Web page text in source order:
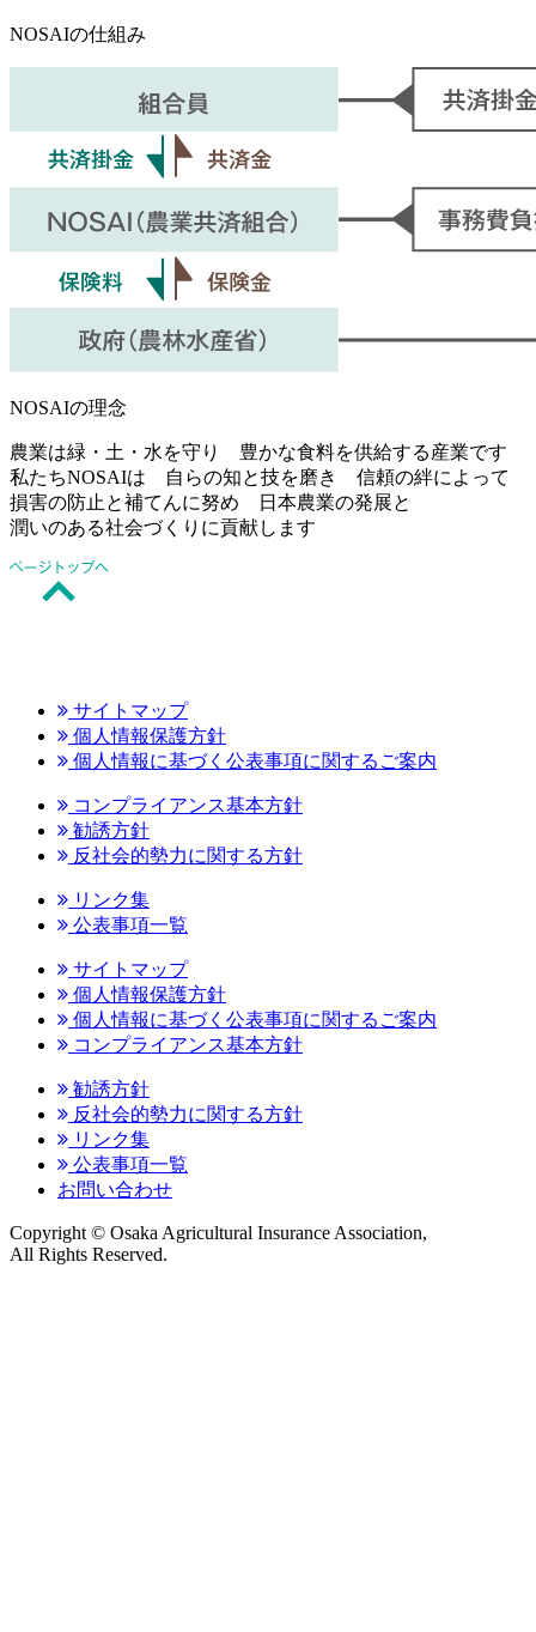
NOSAIの仕組み
NOSAIの理念
農業は緑・土・水を守り 豊かな食料を供給する産業です
私たちNOSAIは 自らの知と技を磨き 信頼の絆によって
損害の防止と補てんに努め 日本農業の発展と
潤いのある社会づくりに貢献します
サイトマップ
個人情報保護方針
個人情報に基づく公表事項に関するご案内
コンプライアンス基本方針
勧誘方針
反社会的勢力に関する方針
リンク集
公表事項一覧
サイトマップ
個人情報保護方針
個人情報に基づく公表事項に関するご案内
コンプライアンス基本方針
勧誘方針
反社会的勢力に関する方針
リンク集
公表事項一覧
お問い合わせ
Copyright © Osaka Agricultural Insurance Association,
All Rights Reserved.